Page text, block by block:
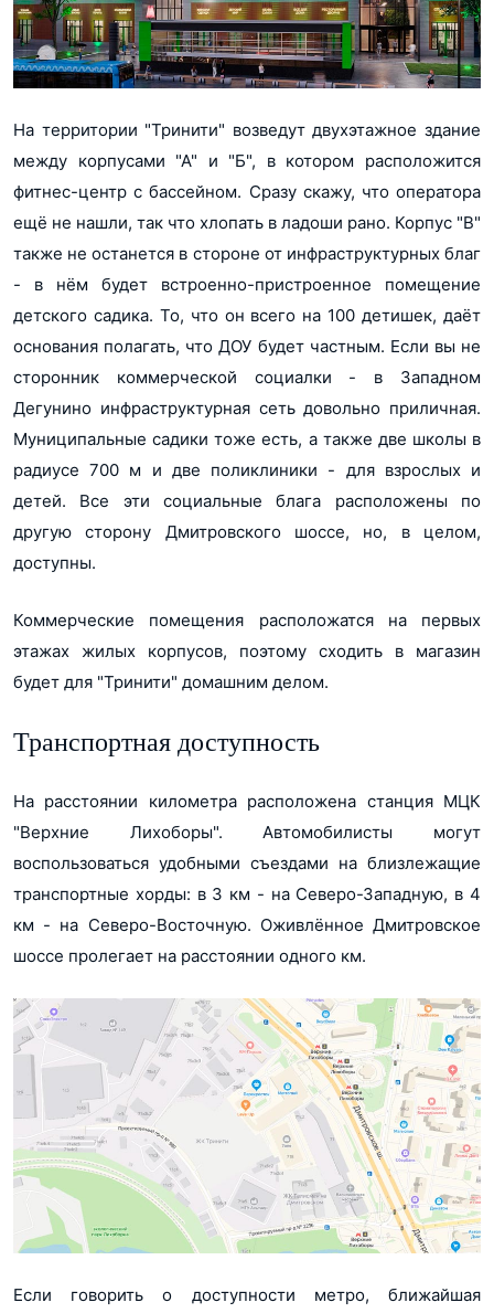
На территории "Тринити" возведут двухэтажное здание
между корпусами "А" и "Б", в котором расположится
фитнес-центр с бассейном. Сразу скажу, что оператора
ещё не нашли, так что хлопать в ладоши рано. Корпус "В"
также не останется в стороне от инфраструктурных благ
- в нём будет встроенно-пристроенное помещение
детского садика. То, что он всего на 100 детишек, даёт
основания полагать, что ДОУ будет частным. Если вы не
сторонник коммерческой социалки - в Западном
Дегунино инфраструктурная сеть довольно приличная.
Муниципальные садики тоже есть, а также две школы в
радиусе 700 м и две поликлиники - для взрослых и
детей. Все эти социальные блага расположены по
другую сторону Дмитровского шоссе, но, в целом,
доступны.
Коммерческие помещения расположатся на первых
этажах жилых корпусов, поэтому сходить в магазин
будет для "Тринити" домашним делом.
Транспортная доступность
На расстоянии километра расположена станция МЦК
"Верхние Лихоборы". Автомобилисты могут
воспользоваться удобными съездами на близлежащие
транспортные хорды: в 3 км - на Северо-Западную, в 4
км - на Северо-Восточную. Оживлённое Дмитровское
шоссе пролегает на расстоянии одного км.
Если говорить о доступности метро, ближайшая